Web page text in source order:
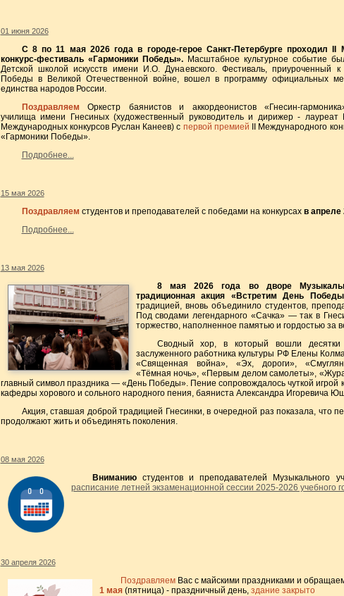
01 июня 2026
С 8 по 11 мая 2026 года в городе-герое Санкт-Петербурге проходил II
конкурс-фестиваль «Гармоники Победы». Масштабное культурное событие
Детской школой искусств имени И.О. Дунаевского. Фестиваль, приуроченный
Победы в Великой Отечественной войне, вошел в программу официальных
единства народов России.
Поздравляем Оркестр баянистов и аккордеонистов «Гнесин-
училища имени Гнесиных (художественный руководитель и дирижер - лауреат
Международных конкурсов Руслан Канеев) с первой премией II Международного
«Гармоники Победы».
Подробнее...
15 мая 2026
Поздравляем студентов и преподавателей с победами на конкурсах в апреле
Подробнее...
13 мая 2026
8 мая 2026 года во дворе
традиционная акция «Встретим День
традицией, вновь объединило студентов,
Под сводами легендарного «Сачка» — так в
торжество, наполненное памятью и гордостью за
Сводный хор, в который вошли десятки
заслуженного работника культуры РФ Елены
«Священная война», «Эх, дороги»,
«Тёмная ночь», «Первым делом самолеты»,
главный символ праздника — «День Победы». Пение сопровождалось чуткой игрой
кафедры хорового и сольного народного пения, баяниста Александра Игоревича
Акция, ставшая доброй традицией Гнесинки, в очередной раз показала, что
продолжают жить и объединять поколения.
08 мая 2026
Вниманиюстудентов и преподавателей Музыкального
расписание летней экзаменационной сессии 2025-2026 учебного
30 апреля 2026
ПоздравляемВас с майскими праздниками и
1 мая(пятница) - праздничный день, здание закрыто